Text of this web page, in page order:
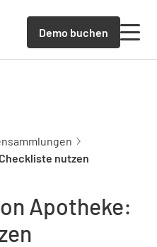
Demo buchen
nutzen
Apotheke: